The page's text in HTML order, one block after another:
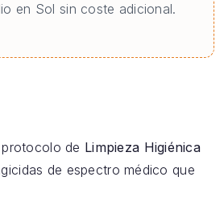
en Sol sin coste adicional.
de Limpieza Higiénica
de espectro médico que